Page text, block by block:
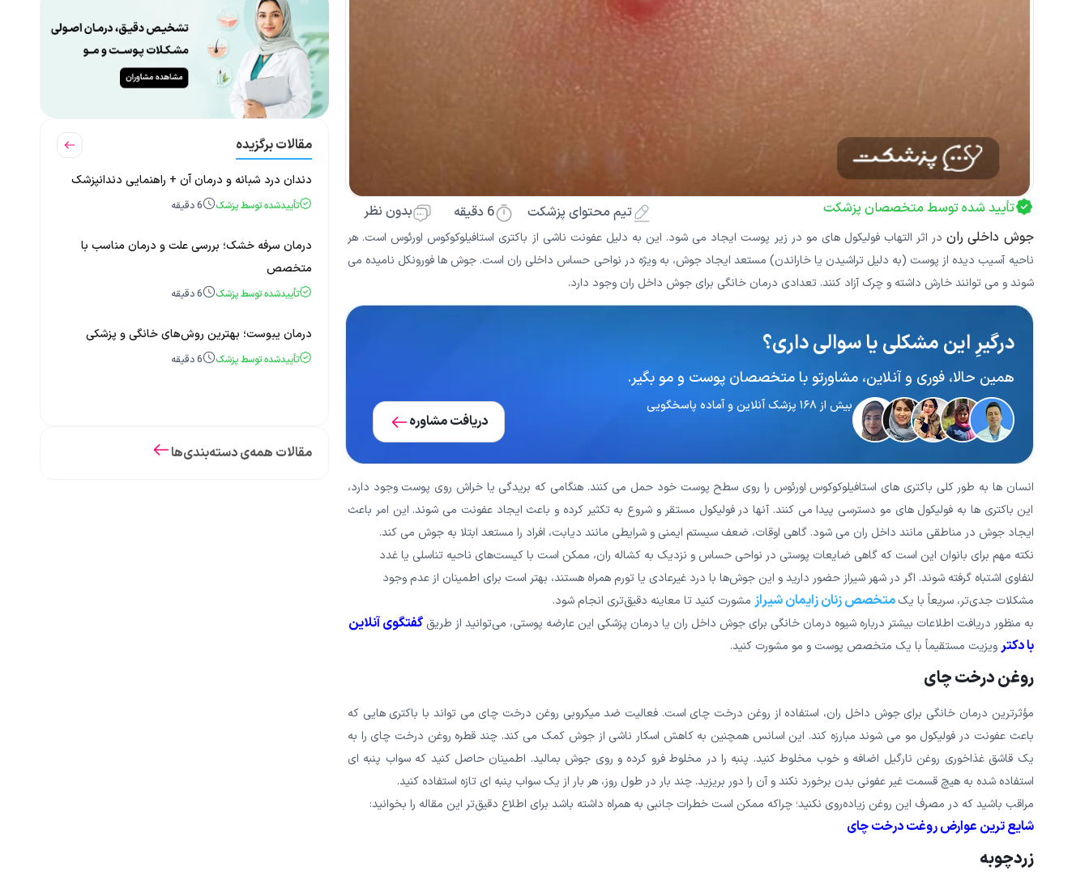
تأیید شده توسط متخصصان پزشکت تیم محتوای پزشکت 6 دقیقه
بدون نظر
جوش داخلی ران در اثر التهاب فولیکول های مو در زیر پوست ایجاد می شود. این به دلیل عفونت ناشی از باکتری استافیلوکوکوس اورئوس است. هر
ناحیه آسیب دیده از پوست (به دلیل تراشیدن یا خاراندن) مستعد ایجاد جوش، به ویژه در نواحی حساس داخلی ران است. جوش ها فورونکل نامیده می
شوند و می توانند خارش داشته و چرک آزاد کنند. تعدادی درمان خانگی برای جوش داخل ران وجود دارد.
درگیرِ این مشکلی یا سوالی داری؟
همین حالا، فوری و آنلاین، مشاورتو با متخصصان پوست و مو بگیر.
بیش از ۱۶۸ پزشک آنلاین و آماده پاسخگویی
دریافت مشاوره
انسان ها به طور کلی باکتری های استافیلوکوکوس اورئوس را روی سطح پوست خود حمل می کنند. هنگامی که بریدگی یا خراش روی پوست وجود دارد،
این باکتری ها به فولیکول های مو دسترسی پیدا می کنند. آنها در فولیکول مستقر و شروع به تکثیر کرده و باعث ایجاد عفونت می شوند. این امر باعث
ایجاد جوش در مناطقی مانند داخل ران می شود. گاهی اوقات، ضعف سیستم ایمنی و شرایطی مانند دیابت، افراد را مستعد ابتلا به جوش می کند.
نکته مهم برای بانوان این است که گاهی ضایعات پوستی در نواحی حساس و نزدیک به کشاله ران، ممکن است با کیست‌های ناحیه تناسلی یا غدد
لنفاوی اشتباه گرفته شوند. اگر در شهر شیراز حضور دارید و این جوش‌ها با درد غیرعادی یا تورم همراه هستند، بهتر است برای اطمینان از عدم وجود
مشکلات جدی‌تر، سریعاً با یکمتخصص زنان زایمان شیراز مشورت کنید تا معاینه دقیق‌تری انجام شود.
به منظور دریافت اطلاعات بیشتر درباره شیوه درمان خانگی برای جوش داخل ران یا درمان پزشکی این عارضه پوستی، می‌توانید از طریقگفتگوی آنلاین
با دکترویزیت مستقیماً با یک متخصص پوست و مو مشورت کنید.
روغن درخت چای
مؤثرترین درمان خانگی برای جوش داخل ران، استفاده از روغن درخت چای است. فعالیت ضد میکروبی روغن درخت چای می تواند با باکتری هایی که
باعث عفونت در فولیکول مو می شوند مبارزه کند. این اسانس همچنین به کاهش اسکار ناشی از جوش کمک می کند. چند قطره روغن درخت چای را به
یک قاشق غذاخوری روغن نارگیل اضافه و خوب مخلوط کنید. پنبه را در مخلوط فرو کرده و روی جوش بمالید. اطمینان حاصل کنید که سواب پنبه ای
استفاده شده به هیچ قسمت غیر عفونی بدن برخورد نکند و آن را دور بریزید. چند بار در طول روز، هر بار از یک سواب پنبه ای تازه استفاده کنید.
مراقب باشید که در مصرف این روغن زیاده‌روی نکنید؛ چراکه ممکن است خطرات جانبی به همراه داشته باشد برای اطلاع دقیق‌تر این مقاله را بخوانید:
شایع ترین عوارض روغت درخت چای
زردچوبه
مقالات برگزیده
دندان درد شبانه و درمان آن + راهنمایی دندانپزشک
تأییدشده توسط پزشک 6دقیقه
درمان سرفه خشک؛ بررسی علت و درمان مناسب با
متخصص
تأییدشده توسط پزشک 6دقیقه
درمان یبوست؛ بهترین روش‌های خانگی و پزشکی
تأییدشده توسط پزشک 6دقیقه
مقالات همه‌ی دسته‌بندی‌ها